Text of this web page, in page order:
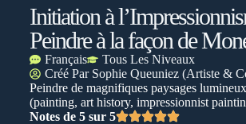
Initiation à
Peindre à la façon de
Français
Tous Les Niveaux
Créé Par Sophie Queuniez (Artiste &
Peindre de magnifiques paysages
(painting, art history, impressionnist
Notes de 5 sur 5